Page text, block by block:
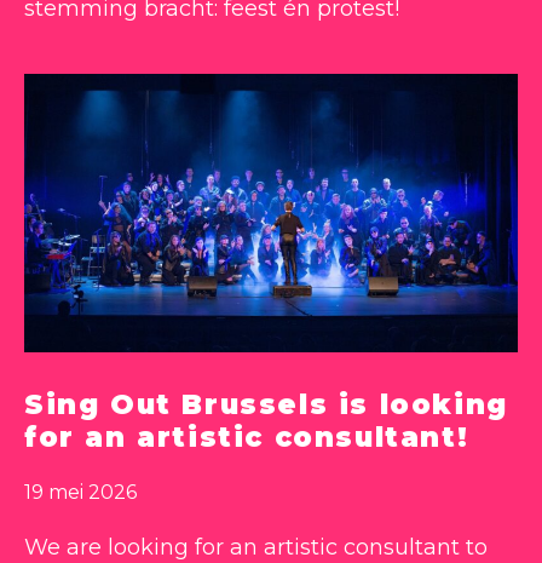
stemming bracht: feest én protest!
Sing Out Brussels is looking
for an artistic consultant!
19 mei 2026
We are looking for an artistic consultant to